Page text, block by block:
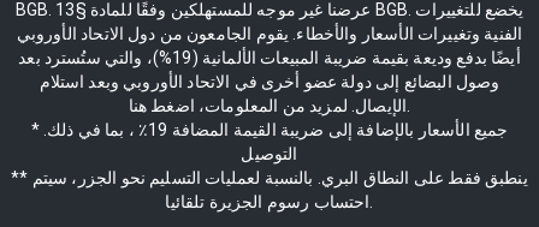
BGB. عرضنا غير موجه للمستهلكين وفقًا للمادة §13 BGB. يخضع للتغييرات
الفنية وتغييرات الأسعار والأخطاء. يقوم الجامعون من دول الاتحاد الأوروبي
أيضًا بدفع وديعة بقيمة ضريبة المبيعات الألمانية (19%)، والتي ستُسترد بعد
وصول البضائع إلى دولة عضو أخرى في الاتحاد الأوروبي وبعد استلام
* جميع الأسعار بالإضافة إلى ضريبة القيمة المضافة 19٪ ، بما في ذلك.
التوصيل
** ينطبق فقط على النطاق البري. بالنسبة لعمليات التسليم نحو الجزر، سيتم